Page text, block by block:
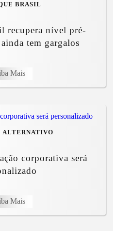
BRASIL
recupera nível pré-
tem gargalos
Mais
ALTERNATIVO
corporativa será
Mais